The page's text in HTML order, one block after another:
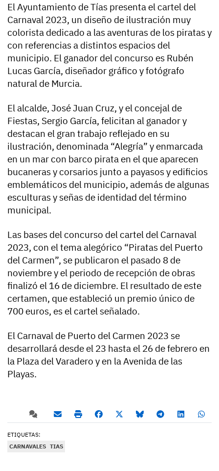
El Ayuntamiento de Tías presenta el cartel del
Carnaval 2023, un diseño de ilustración muy
colorista dedicado a las aventuras de los piratas y
con referencias a distintos espacios del
municipio. El ganador del concurso es Rubén
Lucas García, diseñador gráfico y fotógrafo
natural de Murcia.
El alcalde, José Juan Cruz, y el concejal de
Fiestas, Sergio García, felicitan al ganador y
destacan el gran trabajo reflejado en su
ilustración, denominada “Alegría” y enmarcada
en un mar con barco pirata en el que aparecen
bucaneras y corsarios junto a payasos y edificios
emblemáticos del municipio, además de algunas
esculturas y señas de identidad del término
municipal.
Las bases del concurso del cartel del Carnaval
2023, con el tema alegórico “Piratas del Puerto
del Carmen”, se publicaron el pasado 8 de
noviembre y el periodo de recepción de obras
finalizó el 16 de diciembre. El resultado de este
certamen, que estableció un premio único de
700 euros, es el cartel señalado.
El Carnaval de Puerto del Carmen 2023 se
desarrollará desde el 23 hasta el 26 de febrero en
la Plaza del Varadero y en la Avenida de las
Playas.
ETIQUETAS:
CARNAVALES TIAS